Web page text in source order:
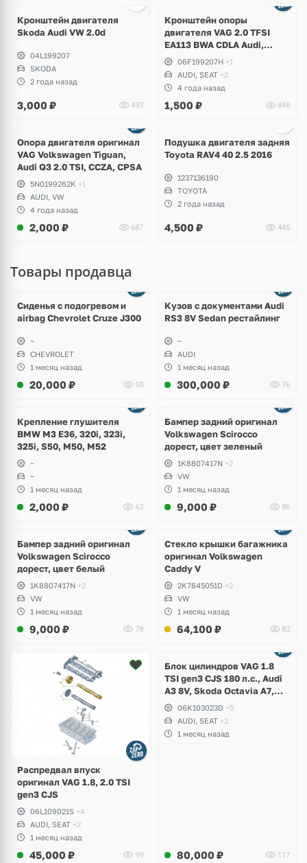
Кронштейн двигателя
Skoda Audi VW 2.0d
04L199207
SKODA
2 года назад
3,000 ₽ 497
Кронштейн опоры
двигателя VAG 2.0 TFSI
EA113 BWA CDLA Audi,
Volkswagen, Skosa, Seat
06F199207H +1
AUDI, SEAT +2
4 года назад
1,500 ₽ 848
Опора двигателя оригинал
VAG Volkswagen Tiguan,
Audi Q3 2.0 TSI, CCZA, CPSA
5N0199262K +1
AUDI, VW
4 года назад
2,000 ₽ 687
Подушка двигателя задняя
Toyota RAV4 40 2.5 2016
1237136190
TOYOTA
2 года назад
4,500 ₽ 445
Товары продавца
Сиденья с подогревом и
airbag Chevrolet Cruze J300
~
CHEVROLET
1 месяц назад
20,000 ₽ 50
Кузов с документами Audi
RS3 8V Sedan рестайлинг
~
AUDI
1 месяц назад
300,000 ₽ 76
Крепление глушителя
BMW M3 E36, 320i, 323i,
325i, S50, M50, M52
~
~
1 месяц назад
2,000 ₽ 62
Бампер задний оригинал
Volkswagen Scirocco
дорест, цвет зеленый
1K8807417N +2
VW
1 месяц назад
9,000 ₽ 86
Бампер задний оригинал
Volkswagen Scirocco
дорест, цвет белый
1K8807417N +2
VW
1 месяц назад
9,000 ₽ 78
Стекло крышки багажника
оригинал Volkswagen
Caddy V
2K7845051D +2
VW
1 месяц назад
64,100 ₽ 82
Распредвал впуск
оригинал VAG 1.8, 2.0 TSI
gen3 CJS
06L109021S +4
AUDI, SEAT +2
1 месяц назад
45,000 ₽ 99
2 фото
Блок цилиндров VAG 1.8
TSI gen3 CJS 180 л.с., Audi
A3 8V, Skoda Octavia A7,
Superb, Volkswagen Passat
B8, Golf VII Alltrack, Seat
Leon
06K103023D +5
AUDI, SEAT +2
1 месяц назад
80,000 ₽ 117